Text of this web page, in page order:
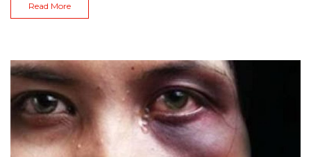
Read More